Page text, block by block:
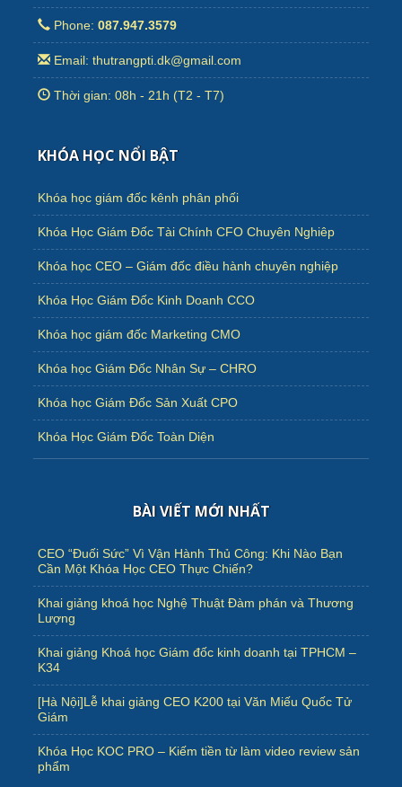
Phone:087.947.3579
Email: thutrangpti.dk@gmail.com
Thời gian: 08h - 21h (T2 - T7)
KHÓA HỌC NỔI BẬT
Khóa học giám đốc kênh phân phối
Khóa Học Giám Đốc Tài Chính CFO Chuyên Nghiêp
Khóa học CEO – Giám đốc điều hành chuyên nghiệp
Khóa Học Giám Đốc Kinh Doanh CCO
Khóa học giám đốc Marketing CMO
Khóa học Giám Đốc Nhân Sự – CHRO
Khóa học Giám Đốc Sản Xuất CPO
Khóa Học Giám Đốc Toàn Diện
BÀI VIẾT MỚI NHẤT
CEO “Đuối Sức” Vì Vận Hành Thủ Công: Khi Nào Bạn
Cần Một Khóa Học CEO Thực Chiến?
Khai giảng khoá học Nghệ Thuật Đàm phán và Thương
Lượng
Khai giảng Khoá học Giám đốc kinh doanh tại TPHCM –
K34
[Hà Nội]Lễ khai giảng CEO K200 tại Văn Miếu Quốc Tử
Giám
Khóa Học KOC PRO – Kiếm tiền từ làm video review sản
phẩm